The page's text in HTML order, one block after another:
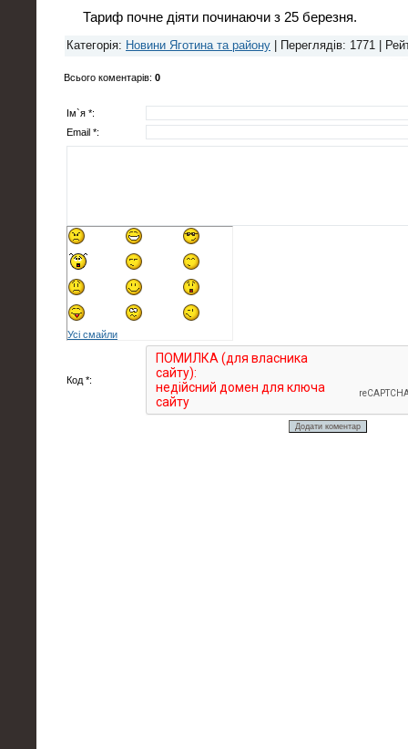
Тариф почне діяти починаючи з 25 березня.
Категорія: Новини Яготина та району Переглядів: 1771 |
Всього коментарів: 0
Ім`я *:
Email *:
Усі смайли
Код *: